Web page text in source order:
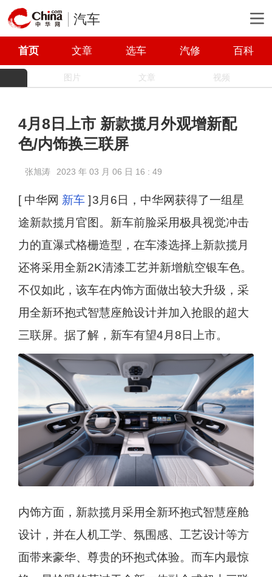
汽车
首页 文章 选车 汽修 百科
图片 文章 视频
4月8日上市 新款揽月外观增新配
色/内饰换三联屏
张旭涛 2023 年 03 月 06 日 16 : 49
[ 中华网 新车] 3月6日，中华网获得了一组星
途新款揽月官图。新车前脸采用极具视觉冲击
力的直瀑式格栅造型，在车漆选择上新款揽月
还将采用全新2K清漆工艺并新增航空银车色。
不仅如此，该车在内饰方面做出较大升级，采
用全新环抱式智慧座舱设计并加入抢眼的超大
三联屏。据了解，新车有望4月8日上市。
内饰方面，新款揽月采用全新环抱式智慧座舱
设计，并在人机工学、氛围感、工艺设计等方
面带来豪华、尊贵的环抱式体验。而车内最惊